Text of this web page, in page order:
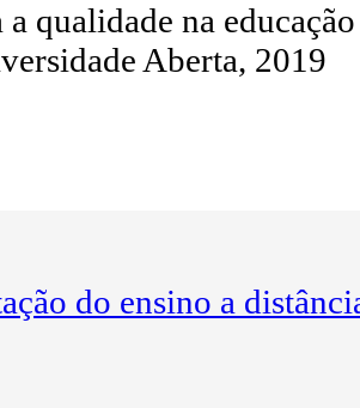
qualidade na educação
Aberta, 2019
do ensino a